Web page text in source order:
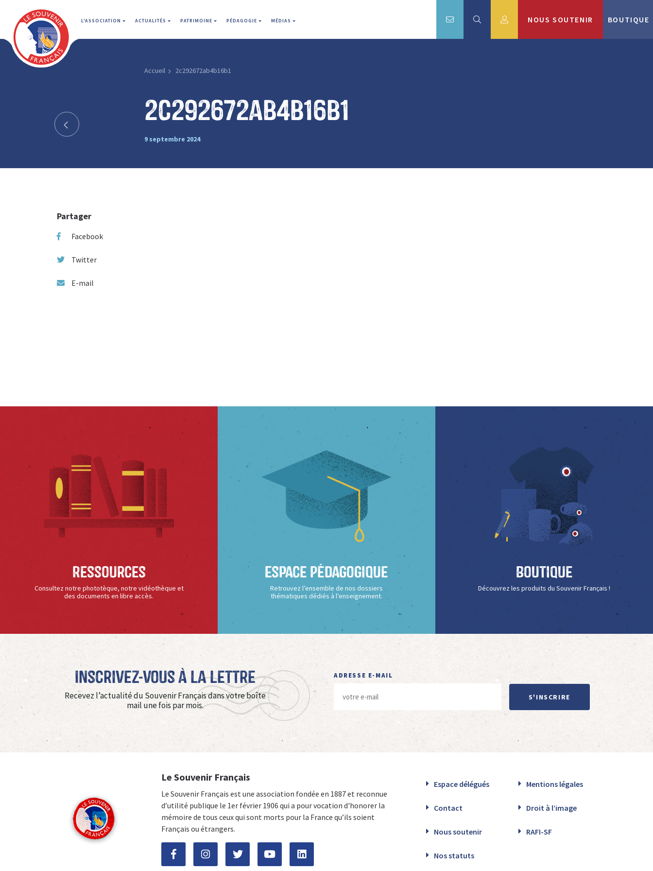
L'ASSOCIATION ACTUALITÉS PATRIMOINE PÉDAGOGIE MÉDIAS NOUS SOUTENIR BOUTIQUE
Accueil 2c292672ab4b16b1
2c292672ab4b16b1
9 septembre 2024
Partager
Facebook
Twitter
E-mail
Ressources
Consultez notre phototèque, notre vidéothèque et
des documents en libre accès.
Espace Pédagogique
Retrouvez l’ensemble de nos dossiers
thématiques dédiés à l’enseignement.
Boutique
Découvrez les produits du Souvenir Français !
Inscrivez-vous à La Lettre
Recevez l’actualité du Souvenir Français dans votre boîte
mail une fois par mois.
ADRESSE E-MAIL
S'INSCRIRE
Le Souvenir Français
Le Souvenir Français est une association fondée en 1887 et reconnue
d’utilité publique le 1er février 1906 qui a pour vocation d'honorer la
mémoire de tous ceux qui sont morts pour la France qu’ils soient
Français ou étrangers.
Espace délégués Mentions légales
Contact Droit à l’image
Nous soutenir RAFI-SF
Nos statuts